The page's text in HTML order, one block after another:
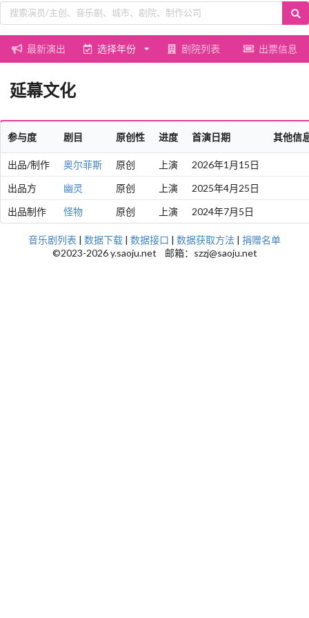
最新演出 选择年份 剧院列表 出票信息
延幕文化
参与度 剧目 原创性 进度 首演日期 其他信
出品/制作 奥尔菲斯 原创 上演
2026年1月15日
出品方
幽灵 原创 上演
2025年4月25日
出品制作
怪物 原创 上演 2024年7月5日
音乐剧列表 | 数据下载 | 数据接口 | 数据获取方法 | 捐赠名单
©2023-2026 y.saoju.net 邮箱：szzj@saoju.net